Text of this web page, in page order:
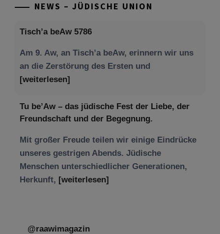
NEWS – JÜDISCHE UNION
Tisch’a beAw 5786
Am 9. Aw, an Tisch’a beAw, erinnern wir uns
an die Zerstörung des Ersten und
[weiterlesen]
Tu be’Aw – das jüdische Fest der Liebe, der
Freundschaft und der Begegnung.
Mit großer Freude teilen wir einige Eindrücke
unseres gestrigen Abends. Jüdische
Menschen unterschiedlicher Generationen,
Herkunft, [weiterlesen]
@raawimagazin